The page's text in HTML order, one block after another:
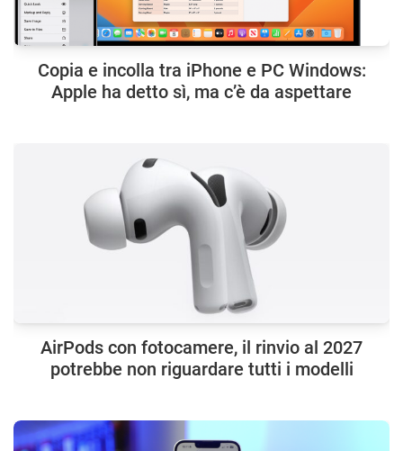
Copia e incolla tra iPhone e PC Windows:
Apple ha detto sì, ma c’è da aspettare
AirPods con fotocamere, il rinvio al 2027
potrebbe non riguardare tutti i modelli